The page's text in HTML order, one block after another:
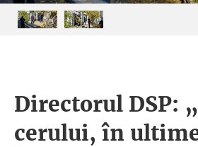
Directorul DSP:
cerului, în